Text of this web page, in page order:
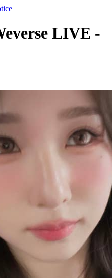
LIVE -